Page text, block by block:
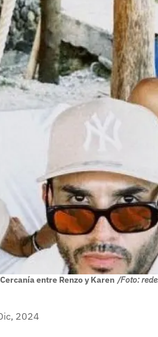
Cercanía entre Renzo y Karen /Foto:
2024